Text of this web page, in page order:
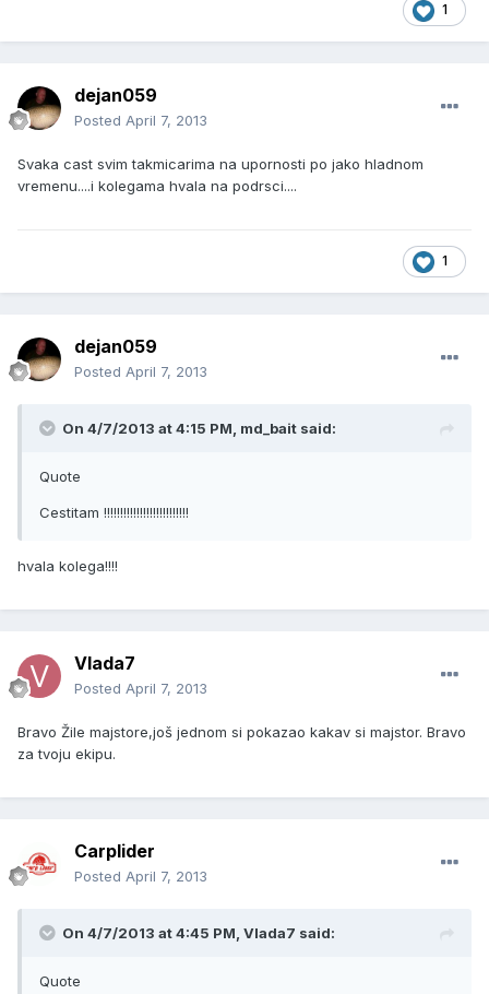
1
dejan059
Posted April 7, 2013
Svaka cast svim takmicarima na upornosti po jako hladnom
vremenu....i kolegama hvala na podrsci....
1
dejan059
Posted April 7, 2013
On 4/7/2013 at 4:15 PM, md_bait said:
Quote
Cestitam !!!!!!!!!!!!!!!!!!!!!!!!!!
hvala kolega!!!!
Vlada7
Posted April 7, 2013
Bravo Žile majstore,još jednom si pokazao kakav si majstor. Bravo
za tvoju ekipu.
Carplider
Posted April 7, 2013
On 4/7/2013 at 4:45 PM, Vlada7 said:
Quote